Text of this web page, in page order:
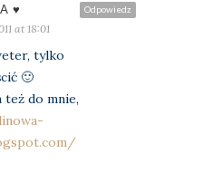
Odpowiedz
♥
at 18:01
tylko
🙂
też do mnie,